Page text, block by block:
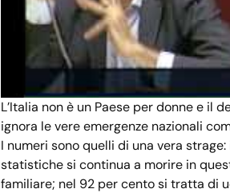
L’Italia non è un Paese per donne e il
ignora le vere emergenze nazionali
I numeri sono quelli di una vera
statistiche si continua a morire in
familiare; nel 92 per cento si tratta di